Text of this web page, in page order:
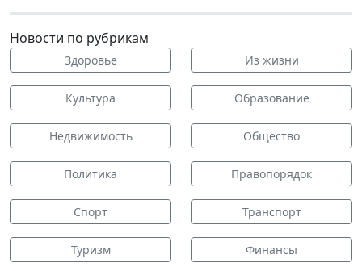
Новости по рубрикам
Здоровье Из жизни
Культура Образование
Недвижимость Общество
Политика Правопорядок
Спорт Транспорт
Туризм Финансы